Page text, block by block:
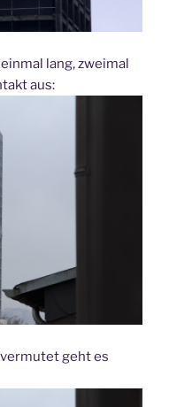
lang, zweimal
aus:
geht es